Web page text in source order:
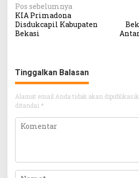
Navigasi
pos
Pos sebelumnya
KIA Primadona
Disdukcapil Kabupaten
Bekasi
Tinggalkan Balasan
Alamat email Anda tidak akan
ditandai *